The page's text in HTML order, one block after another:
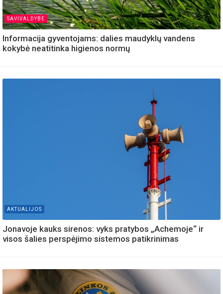
SAVIVALDYBE
Informacija gyventojams: dalies maudyklų vandens
kokybė neatitinka higienos normų
AKTUALIJOS
Jonavoje kauks sirenos: vyks pratybos „Achemoje“ ir
visos šalies perspėjimo sistemos patikrinimas